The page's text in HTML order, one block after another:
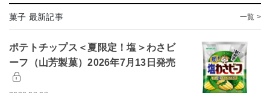
菓子 最新記事 一覧 >
ポテトチップス＜夏限定！塩＞わさビ
ーフ（山芳製菓）2026年7月13日発売